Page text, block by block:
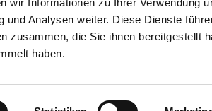
wir Informationen zu Ihrer Verwendung
Analysen weiter. Diese Dienste
zusammen, die Sie ihnen bereitgestellt
haben.